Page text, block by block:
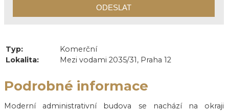
Typ:
Komerční
Lokalita:
Mezi vodami 2035/31, Praha 12
Podrobné informace
Moderní administrativní budova se nachází na okraji